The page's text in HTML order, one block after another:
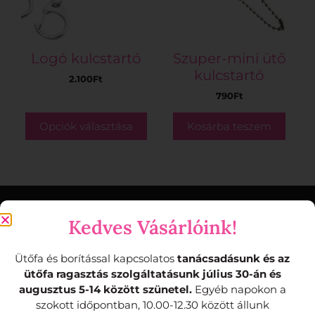
Logó kulcstartó
2.100Ft
Opciók választása
Szuper-mini ütő
kulcstartó
790Ft
Kosárba teszem
Kedves Vásárlónk!
Szeretnénk tájékoztatni Téged termékeink
készletezési rendszeréről.
Kedves Vásárlóink!
Ütőfa és borítással kapcsolatos tanácsadásunk és az
ütőfa ragasztás szolgáltatásunk július 30-án és
augusztus 5-14 között szünetel. Egyéb napokon a
szokott időpontban, 10.00-12.30 között állunk